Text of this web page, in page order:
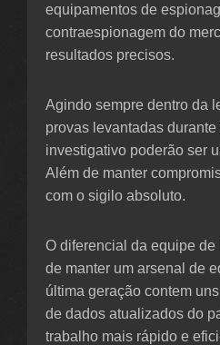
equipamentos de
contraespionagem do
resultados precisos.
Agindo sempre dentro da
provas levantadas
investigativo poderão ser
Além de manter
com o sigilo absoluto.
O diferencial da equipe
de manter um arsenal de
última geração contem
de dados atualizados do
trabalho mais rápido e